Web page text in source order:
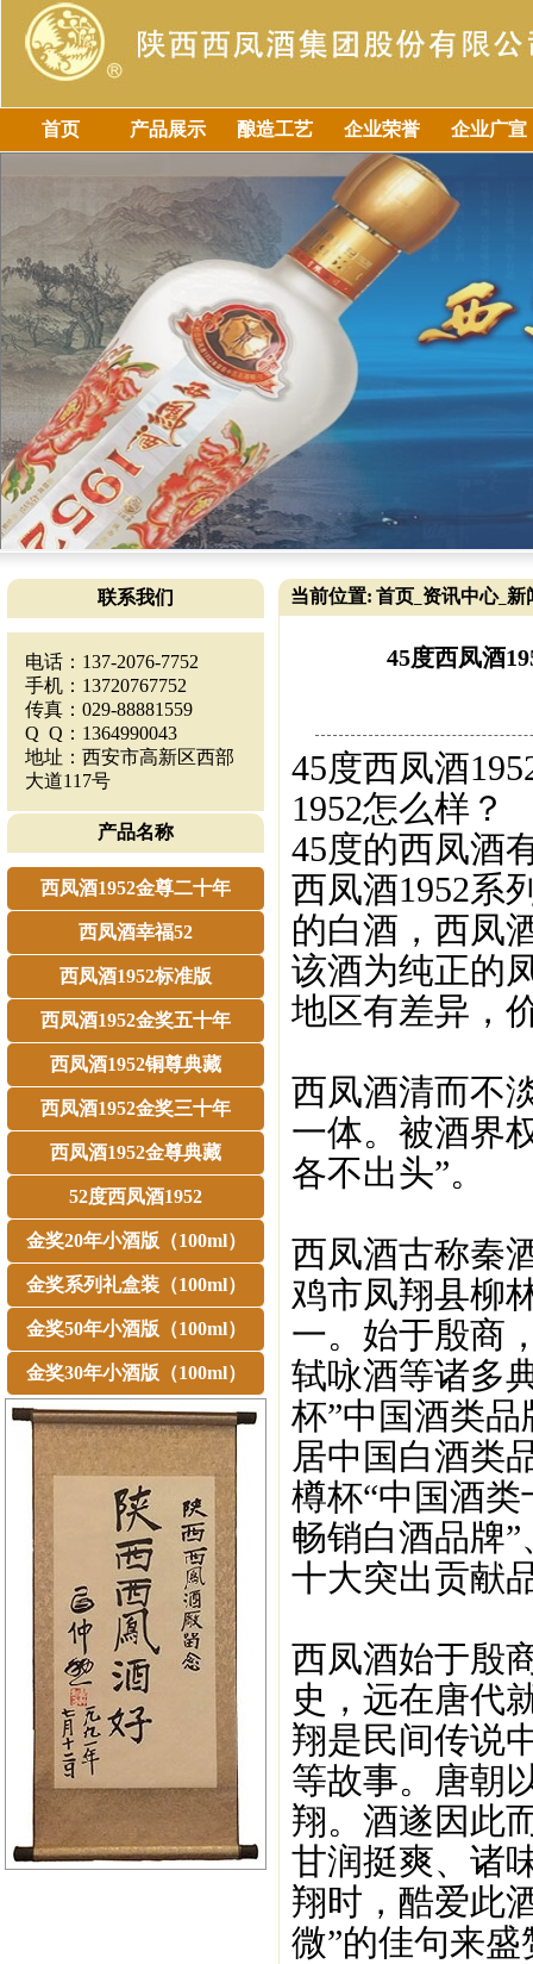
首页 产品展示 酿造工艺 企业荣誉 企业广宣
联系我们
电话：137-2076-7752
手机：13720767752
传真：029-88881559
Q Q：1364990043
地址：西安市高新区西部
大道117号
产品名称
西凤酒1952金尊二十年
西凤酒幸福52
西凤酒1952标准版
西凤酒1952金奖五十年
西凤酒1952铜尊典藏
西凤酒1952金奖三十年
西凤酒1952金尊典藏
52度西凤酒1952
金奖20年小酒版（100ml）
金奖系列礼盒装（100ml）
金奖50年小酒版（100ml）
金奖30年小酒版（100ml）
当前位置: 首页 资讯中心_ 新
45度西凤酒
45度西凤酒
1952怎么样？
45度的西凤酒
西凤酒1952系
的白酒，西凤
该酒为纯正的
地区有差异，
西凤酒清而不
一体。被酒界
各不出头”。
西凤酒古称秦
鸡市凤翔县柳
一。始于殷商
轼咏酒等诸多
杯”中国酒类
居中国白酒类
樽杯“中国酒
畅销白酒品牌
十大突出贡献
西凤酒始于殷
史，远在唐代
翔是民间传说
等故事。唐朝
翔。酒遂因此
甘润挺爽、诸
翔时，酷爱此
微”的佳句来